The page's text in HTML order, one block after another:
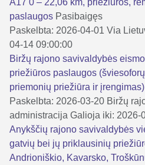
paslaugos Pasibaigęs
Paskelbta: 2026-04-01 Via
04-14 09:00:00
Biržų rajono savivaldybės
priežiūros paslaugos
priemonių priežiūra ir
Paskelbta: 2026-03-20 Biržų
administracija Galioja iki: 2026-
Anykščių rajono savivaldybės
gatvių bei jų priklausinių
Andrioniškio, Kavarsko,